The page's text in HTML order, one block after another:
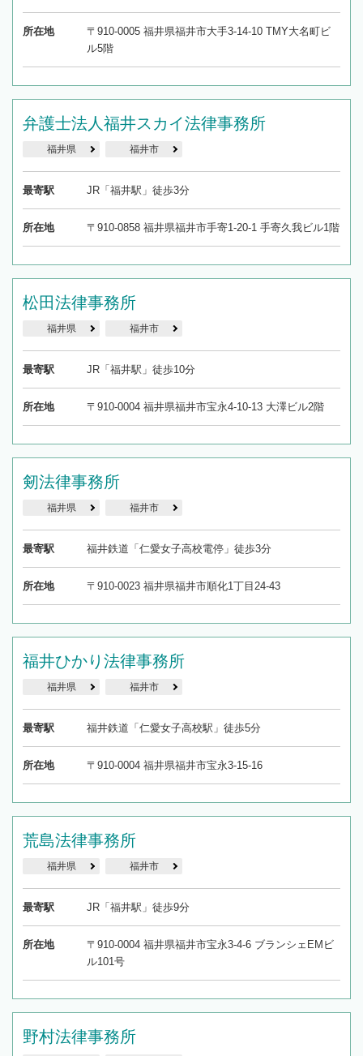
所在地
〒910-0005 福井県福井市大手3-14-10 TMY大名町ビ
ル5階
弁護士法人福井スカイ法律事務所
福井県 福井市
最寄駅 JR「福井駅」徒歩3分
所在地 〒910-0858 福井県福井市手寄1-20-1 手寄久我ビル1階
松田法律事務所
福井県 福井市
最寄駅 JR「福井駅」徒歩10分
所在地 〒910-0004 福井県福井市宝永4-10-13 大澤ビル2階
剱法律事務所
福井県 福井市
最寄駅 福井鉄道「仁愛女子高校電停」徒歩3分
所在地 〒910-0023 福井県福井市順化1丁目24-43
福井ひかり法律事務所
福井県 福井市
最寄駅 福井鉄道「仁愛女子高校駅」徒歩5分
所在地 〒910-0004 福井県福井市宝永3-15-16
荒島法律事務所
福井県 福井市
最寄駅 JR「福井駅」徒歩9分
所在地
〒910-0004 福井県福井市宝永3-4-6 ブランシェEMビ
ル101号
野村法律事務所